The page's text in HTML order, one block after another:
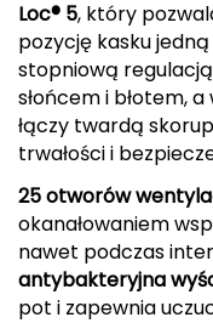
Deuter
Dolomite
E
EISBAR
ENERO
ENERO CAMP
Loc® 5, który
pozycję kasku
stopniową
słońcem i błotem,
łączy twardą
trwałości i
25 otworów
okanałowaniem
nawet podczas
antybakteryjna
pot i zapewnia